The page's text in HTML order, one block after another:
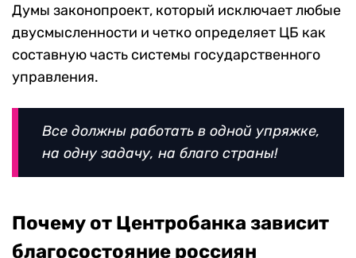
Думы законопроект, который исключает любые
двусмысленности и четко определяет ЦБ как
составную часть системы государственного
управления.
Все должны работать в одной упряжке,
на одну задачу, на благо страны!
Почему от Центробанка зависит
благосостояние россиян